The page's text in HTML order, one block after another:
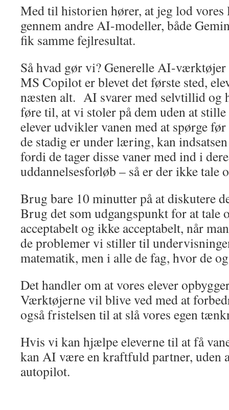
Med til historien hører, at jeg lod
gennem andre AI-modeller, både
fik samme fejlresultat.
Så hvad gør vi? Generelle AI-værktøjer
MS Copilot er blevet det første sted,
næsten alt. AI svarer med selvtillid og
føre til, at vi stoler på dem uden at
elever udvikler vanen med at spørge
de stadig er under læring, kan
fordi de tager disse vaner med ind i
uddannelsesforløb – så er der ikke
Brug bare 10 minutter på at diskutere
Brug det som udgangspunkt for at tale
acceptabelt og ikke acceptabelt, når
de problemer vi stiller til
matematik, men i alle de fag, hvor de
Det handler om at vores elever
Værktøjerne vil blive ved med at
også fristelsen til at slå vores egen
Hvis vi kan hjælpe eleverne til at få
kan AI være en kraftfuld partner, uden
autopilot.